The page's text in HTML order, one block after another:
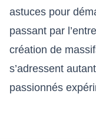
astuces pour
passant par
création de
s’adressent
passionnés